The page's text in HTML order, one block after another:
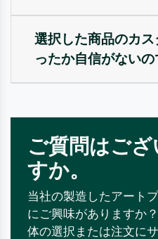
選択した商品のカ
ったか自信がないの
ご質問はござ
すか。
当社の製造したアート
にご興味がありますか
体の選択または注文に